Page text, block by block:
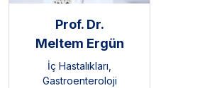
Prof. Dr.
Meltem Ergün
İç Hastalıkları,
Gastroenteroloji